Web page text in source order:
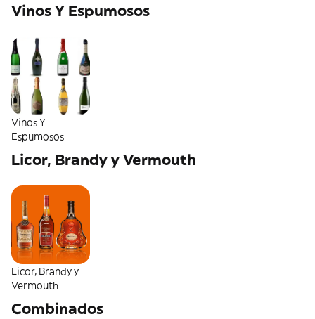
Vinos Y Espumosos
Vinos Y
Espumosos
Licor, Brandy y Vermouth
Licor, Brandy y
Vermouth
Combinados